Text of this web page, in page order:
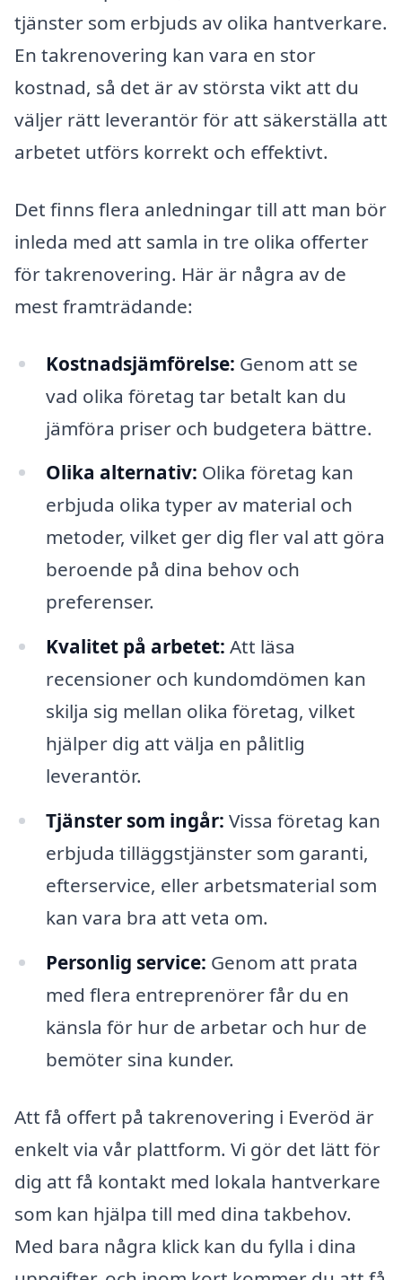
tjänster som erbjuds av olika hantverkare.
En takrenovering kan vara en stor
kostnad, så det är av största vikt att du
väljer rätt leverantör för att säkerställa att
arbetet utförs korrekt och effektivt.
Det finns flera anledningar till att man bör
inleda med att samla in tre olika offerter
för takrenovering. Här är några av de
mest framträdande:
Kostnadsjämförelse: Genom att se
vad olika företag tar betalt kan du
jämföra priser och budgetera bättre.
Olika alternativ: Olika företag kan
erbjuda olika typer av material och
metoder, vilket ger dig fler val att göra
beroende på dina behov och
preferenser.
Kvalitet på arbetet: Att läsa
recensioner och kundomdömen kan
skilja sig mellan olika företag, vilket
hjälper dig att välja en pålitlig
leverantör.
Tjänster som ingår: Vissa företag kan
erbjuda tilläggstjänster som garanti,
efterservice, eller arbetsmaterial som
kan vara bra att veta om.
Personlig service: Genom att prata
med flera entreprenörer får du en
känsla för hur de arbetar och hur de
bemöter sina kunder.
Att få offert på takrenovering i Everöd är
enkelt via vår plattform. Vi gör det lätt för
dig att få kontakt med lokala hantverkare
som kan hjälpa till med dina takbehov.
Med bara några klick kan du fylla i dina